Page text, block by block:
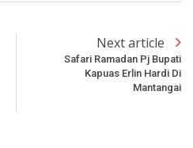
Next article
Safari Ramadan Pj Bupati
Kapuas Erlin Hardi Di
Mantangai